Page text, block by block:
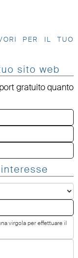
PER IL TUO
sito web
gratuito quanto